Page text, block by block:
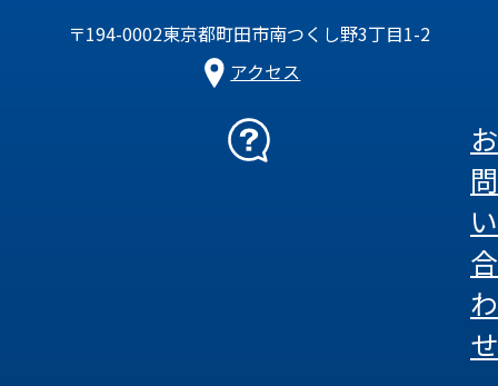
〒194-0002東京都町田市南つくし野3丁目1-2
アクセス
お
問
い
合
わ
せ